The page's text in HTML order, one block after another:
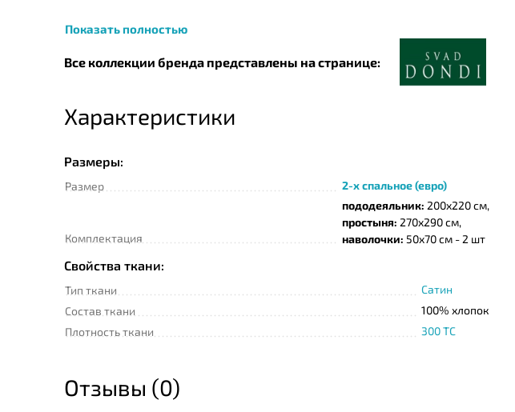
Показать полностью
Все коллекции бренда представлены на странице:
Характеристики
Размеры:
Размер 2-х спальное (евро)
Комплектация
пододеяльник: 200x220 см,
простыня: 270x290 см,
наволочки: 50x70 см - 2 шт
Свойства ткани:
Тип ткани
Сатин
Состав ткани
100% хлопок
Плотность ткани
300 TC
Отзывы (0)